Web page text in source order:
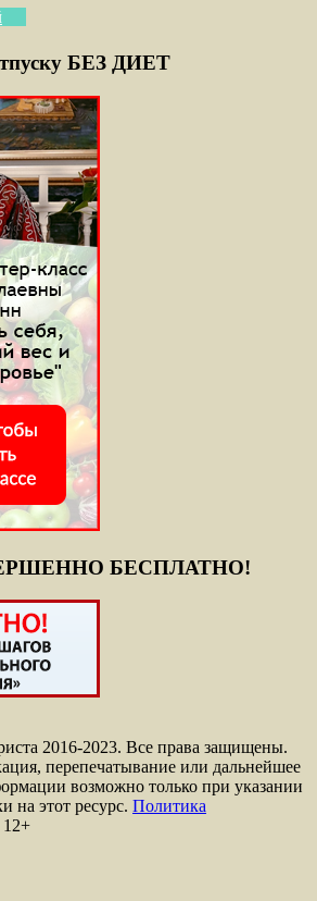
БЕЗ ДИЕТ
БЕСПЛАТНО!
2016-2023. Все права защищены.
перепечатывание или дальнейшее
возможно только при указании
на этот ресурс. Политика
12+